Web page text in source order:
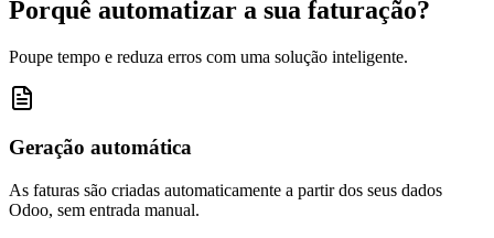
Porquê automatizar a sua faturação?
Poupe tempo e reduza erros com uma solução inteligente.
Geração automática
As faturas são criadas automaticamente a partir dos seus dados
Odoo, sem entrada manual.